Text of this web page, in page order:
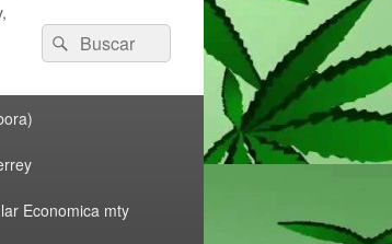
Buscar
por:
Buscar
Economica mty